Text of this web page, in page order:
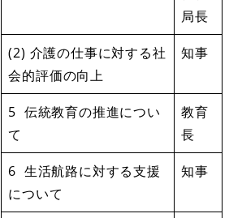
局長
(2) 介護の仕事に対する社
会的評価の向上
知事
5 伝統教育の推進につい
て
教育
長
6 生活航路に対する支援
について
知事